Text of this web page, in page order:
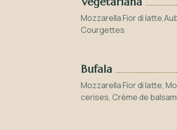
Mozzarella Fior di
Courgettes
Bufala
Mozzarella Fior di latte,
cerises, Crème de